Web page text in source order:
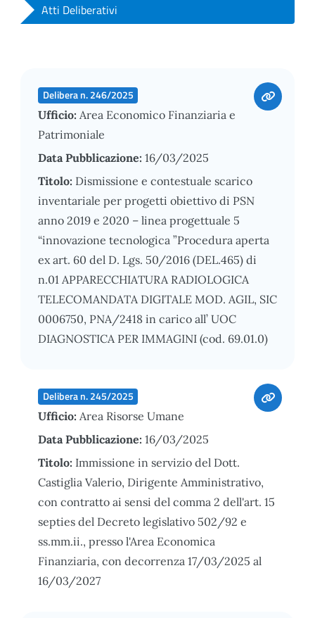
Atti Deliberativi
Delibera n. 246/2025
Ufficio: Area Economico Finanziaria e
Patrimoniale
Data Pubblicazione: 16/03/2025
Titolo: Dismissione e contestuale scarico
inventariale per progetti obiettivo di PSN
anno 2019 e 2020 – linea progettuale 5
“innovazione tecnologica ”Procedura aperta
ex art. 60 del D. Lgs. 50/2016 (DEL.465) di
n.01 APPARECCHIATURA RADIOLOGICA
TELECOMANDATA DIGITALE MOD. AGIL, SIC
0006750, PNA/2418 in carico all’ UOC
DIAGNOSTICA PER IMMAGINI (cod. 69.01.0)
Delibera n. 245/2025
Ufficio: Area Risorse Umane
Data Pubblicazione: 16/03/2025
Titolo: Immissione in servizio del Dott.
Castiglia Valerio, Dirigente Amministrativo,
con contratto ai sensi del comma 2 dell'art. 15
septies del Decreto legislativo 502/92 e
ss.mm.ii., presso l'Area Economica
Finanziaria, con decorrenza 17/03/2025 al
16/03/2027